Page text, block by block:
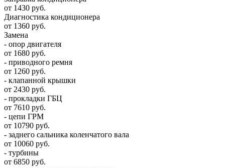
от 1430 руб.
Диагностика кондиционера
от 1360 руб.
Замена
- опор двигателя
от 1680 руб.
- приводного ремня
от 1260 руб.
- клапанной крышки
от 2430 руб.
- прокладки ГБЦ
от 7610 руб.
- цепи ГРМ
от 10790 руб.
- заднего сальника коленчатого вала
от 10060 руб.
- турбины
от 6850 руб.